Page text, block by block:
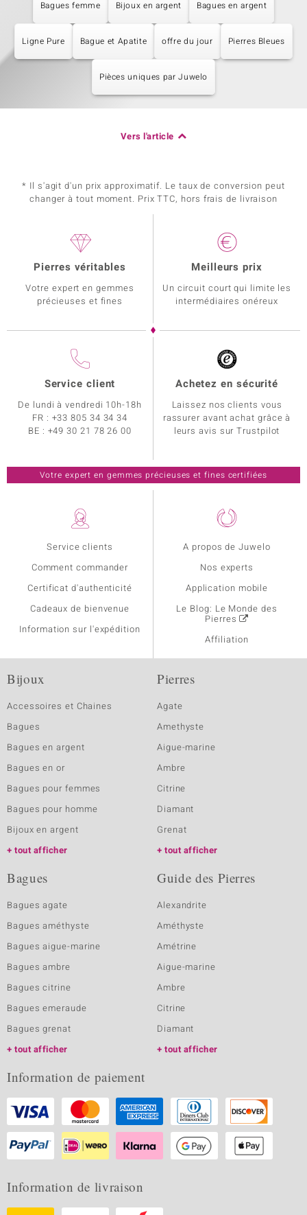
Bagues femme Bijoux en argent Bagues en argent
Ligne Pure Bague et Apatite offre du jour Pierres Bleues
Pièces uniques par Juwelo
Vers l'article
* Il s'agit d'un prix approximatif. Le taux de conversion peut
changer à tout moment. Prix TTC, hors frais de livraison
Service clients
Comment commander
Certificat d'authenticité
Cadeaux de bienvenue
Information sur l'expédition
A propos de Juwelo
Nos experts
Application mobile
Le Blog: Le Monde des
Pierres
Affiliation
Pierres véritables
Votre expert en gemmes
précieuses et fines
Meilleurs prix
Un circuit court qui limite les
intermédiaires onéreux
Service client
De lundi à vendredi 10h-18h
FR : +33 805 34 34 34
BE : +49 30 21 78 26 00
Achetez en sécurité
Laissez nos clients vous
rassurer avant achat grâce à
leurs avis sur Trustpilot
Votre expert en gemmes précieuses et fines certifiées
Bijoux
Accessoires et Chaines
Bagues
Bagues en argent
Bagues en or
Bagues pour femmes
Bagues pour homme
Bijoux en argent
tout afficher
Pierres
Agate
Amethyste
Aigue-marine
Ambre
Citrine
Diamant
Grenat
tout afficher
Bagues
Bagues agate
Bagues améthyste
Bagues aigue-marine
Bagues ambre
Bagues citrine
Bagues emeraude
Bagues grenat
tout afficher
Guide des Pierres
Alexandrite
Améthyste
Amétrine
Aigue-marine
Ambre
Citrine
Diamant
tout afficher
Information de paiement
Information de livraison